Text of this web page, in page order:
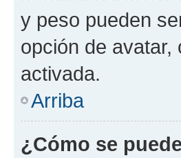
y peso pueden
opción de
activada.
Arriba
¿Cómo se